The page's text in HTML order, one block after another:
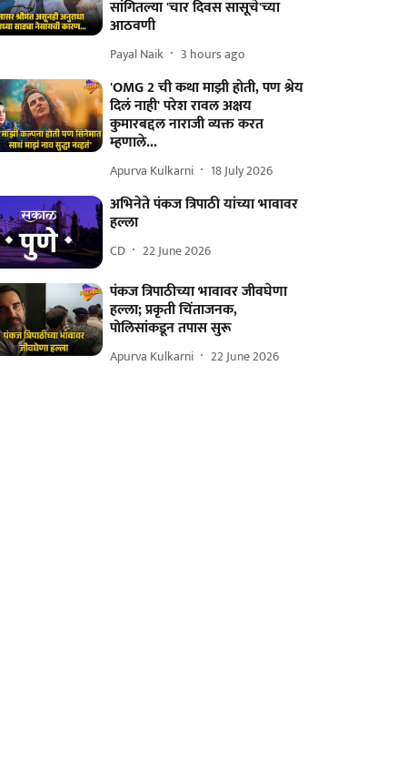
सांगितल्या 'चार दिवस सासूचे'च्या
आठवणी
Payal Naik 3 hours ago
'OMG 2 ची कथा माझी होती, पण श्रेय
दिलं नाही' परेश रावल अक्षय
कुमारबद्दल नाराजी व्यक्त करत
म्हणाले...
Apurva Kulkarni 18 July 2026
अभिनेते पंकज त्रिपाठी यांच्या भावावर
हल्ला
CD 22 June 2026
पंकज त्रिपाठीच्या भावावर जीवघेणा
हल्ला; प्रकृती चिंताजनक,
पोलिसांकडून तपास सुरू
Apurva Kulkarni 22 June 2026